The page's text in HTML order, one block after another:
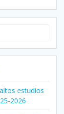
estudios
2026